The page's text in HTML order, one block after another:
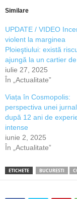
Similare
UPDATE / VIDEO
violent la marginea
Ploieştiului: există
ajungă la un cartier
iulie 27, 2025
În „Actualitate”
Viața în Cosmopolis:
perspectiva unei
după 12 ani de
intense
iunie 2, 2025
În „Actualitate”
ETICHETE BUCURESTI